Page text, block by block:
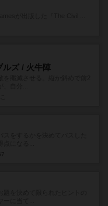
ルズ / 火牛陣